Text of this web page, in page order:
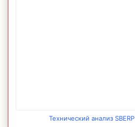
Технический анализ SBERP